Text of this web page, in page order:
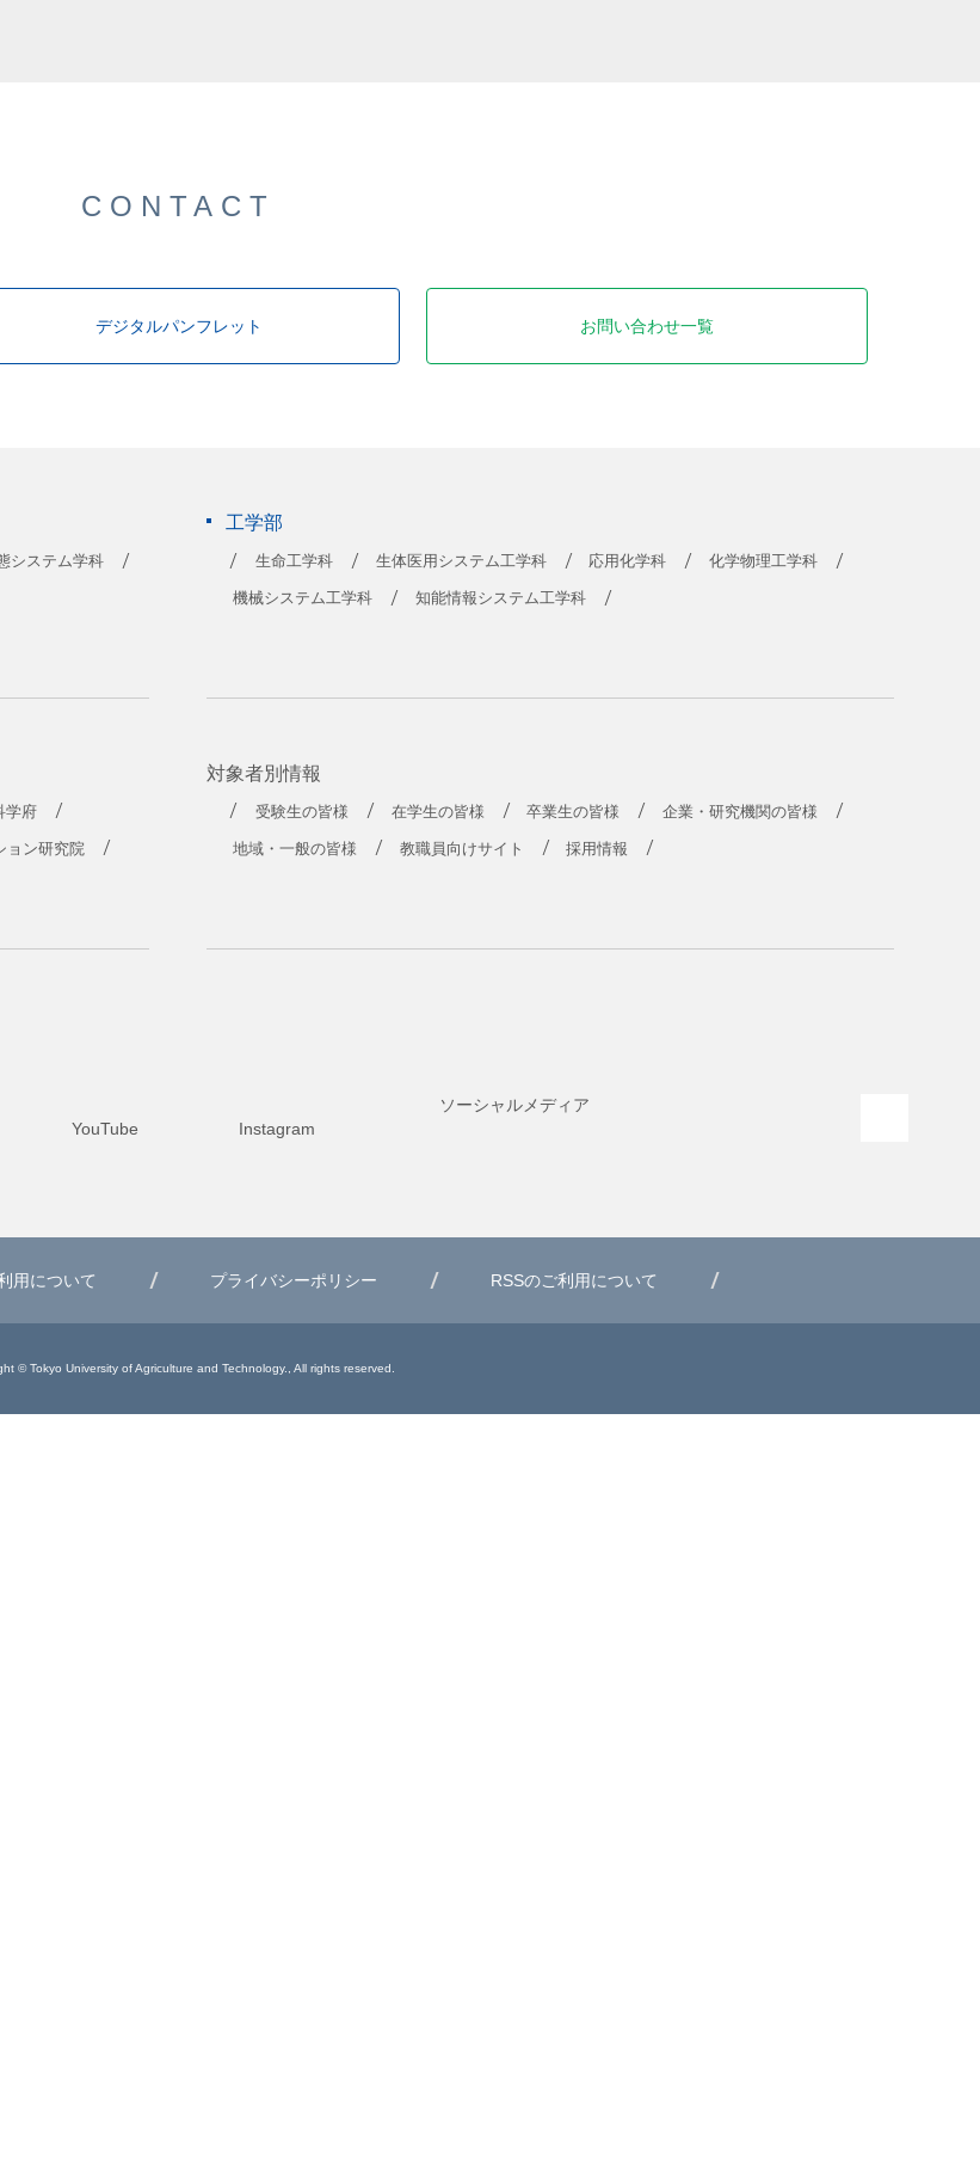
CONTACT
デジタルパンフレット お問い合わせ一覧
システム学科
工学部
生命工学科 生体医用システム工学科 応用化学科 化学物理工学科
機械システム工学科 知能情報システム工学科
学府
ョン研究院
対象者別情報
受験生の皆様 在学生の皆様 卒業生の皆様 企業・研究機関の皆様
地域・一般の皆様 教職員向けサイト 採用情報
YouTube Instagram
ソーシャルメディア
用について プライバシーポリシー RSSのご利用について
© Tokyo University of Agriculture and Technology., All rights reserved.